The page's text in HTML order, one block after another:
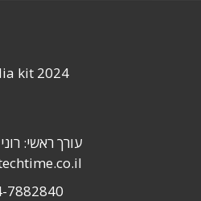
kit 2024
עורך ראשי:
7882840